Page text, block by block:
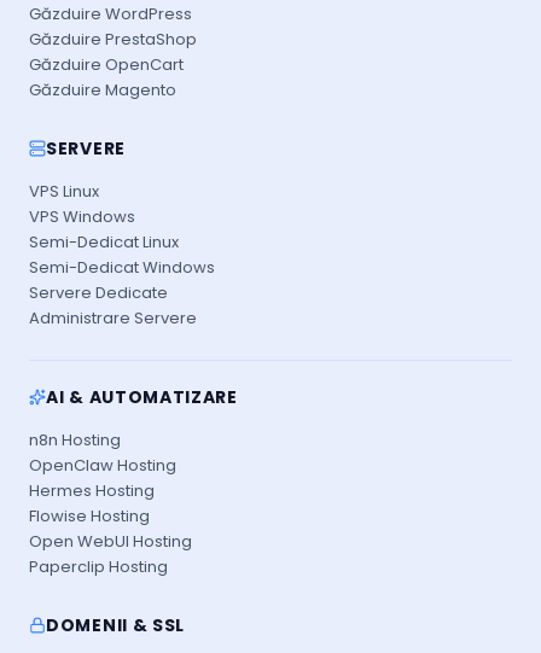
Găzduire WordPress
Găzduire PrestaShop
Găzduire OpenCart
Găzduire Magento
SERVERE
VPS Linux
VPS Windows
Semi-Dedicat Linux
Semi-Dedicat Windows
Servere Dedicate
Administrare Servere
AI & AUTOMATIZARE
n8n Hosting
OpenClaw Hosting
Hermes Hosting
Flowise Hosting
Open WebUI Hosting
Paperclip Hosting
DOMENII & SSL